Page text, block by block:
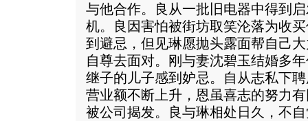
与他合作。良从一批旧电器中得到
机。良因害怕被街坊取笑沦落为收
到避忌，但见琳愿拋头露面帮自己
自尊去面对。刚与妻沈碧玉结婚多
继子的儿子感到妒忌。自从志私下
营业额不断上升，恩虽喜志的努力
被公司揭发。良与琳相处日久，不